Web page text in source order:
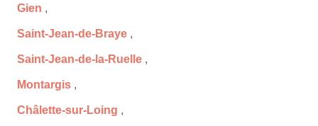
Gien ,
Saint-Jean-de-Braye ,
Saint-Jean-de-la-Ruelle ,
Montargis ,
Châlette-sur-Loing ,